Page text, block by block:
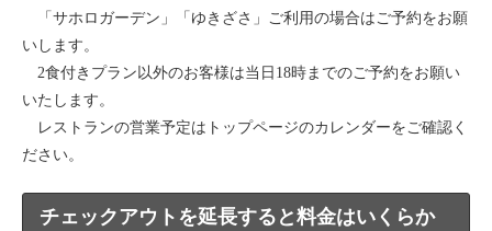
「サホロガーデン」「ゆきざさ」ご利用の場合はご予約をお願
いします。
2食付きプラン以外のお客様は当日18時までのご予約をお願い
いたします。
レストランの営業予定はトップページのカレンダーをご確認く
ださい。
チェックアウトを延長すると料金はいくらか